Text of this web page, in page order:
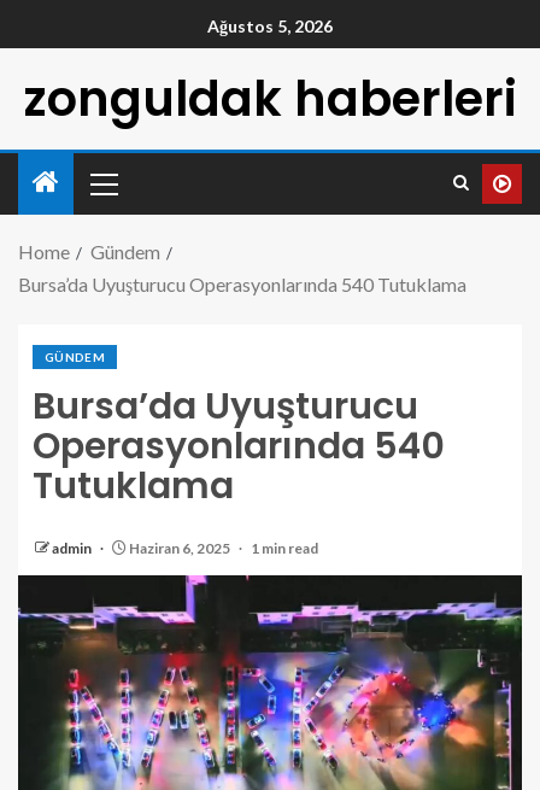
Ağustos 5, 2026
zonguldak haberleri
Home
Gündem
Bursa’da Uyuşturucu Operasyonlarında 540 Tutuklama
GÜNDEM
Bursa’da Uyuşturucu
Operasyonlarında 540
Tutuklama
admin Haziran 6, 2025 1 min read